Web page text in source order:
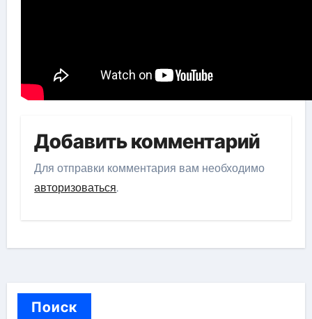
Добавить комментарий
Для отправки комментария вам необходимо
авторизоваться.
Поиск